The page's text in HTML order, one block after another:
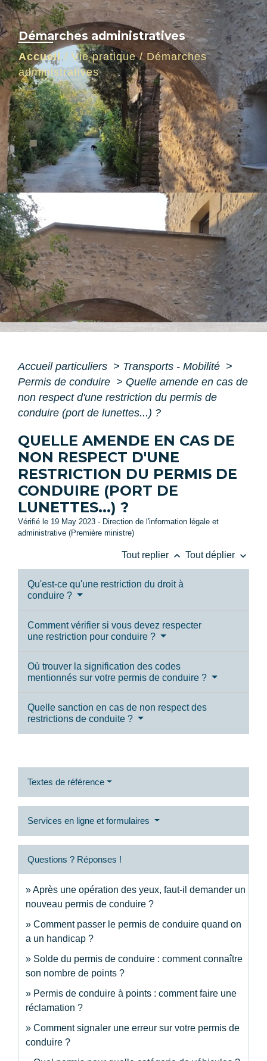
Démarches administratives
Accueil/ Vie pratique/Démarches
administratives
Accueil particuliers > Transports - Mobilité >
Permis de conduire > Quelle amende en cas de
non respect d'une restriction du permis de
conduire (port de lunettes...) ?
QUELLE AMENDE EN CAS DE
NON RESPECT D'UNE
RESTRICTION DU PERMIS DE
CONDUIRE (PORT DE
LUNETTES...) ?
Vérifié le 19 May 2023 - Direction de l'information légale et
administrative (Première ministre)
Tout replier keyboard_arrow_up Tout déplier keyboard_arrow_down
Qu'est-ce qu'une restriction du droit à
conduire ?
Comment vérifier si vous devez respecter
une restriction pour conduire ?
Où trouver la signification des codes
mentionnés sur votre permis de conduire ?
Quelle sanction en cas de non respect des
restrictions de conduite ?
Textes de référence
Services en ligne et formulaires
Questions ? Réponses !
Après une opération des yeux, faut-il demander un
nouveau permis de conduire ?
Comment passer le permis de conduire quand on
a un handicap ?
Solde du permis de conduire : comment connaître
son nombre de points ?
Permis de conduire à points : comment faire une
réclamation ?
Comment signaler une erreur sur votre permis de
conduire ?